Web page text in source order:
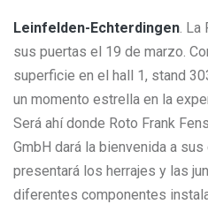
Leinfelden-Echterdingen .
sus puertas el 19 de marzo.
superficie en el hall 1, stand
un momento estrella en la
Será ahí donde Roto Frank
GmbH dará la bienvenida a
presentará los herrajes y las
diferentes componentes